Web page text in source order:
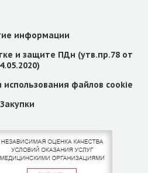
информации
и защите ПДн (утв.пр.78 от
файлов cookie
Закупки